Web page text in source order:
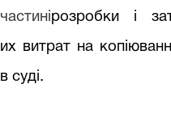
розробки і
витрат на
суді.